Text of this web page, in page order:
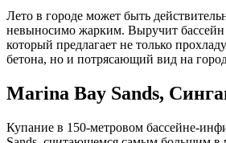
Лето в городе может быть
невыносимо жарким. Выручит
который предлагает не только
бетона, но и потрясающий вид на
Marina Bay Sands,
Купание в 150-метровом бассейне-